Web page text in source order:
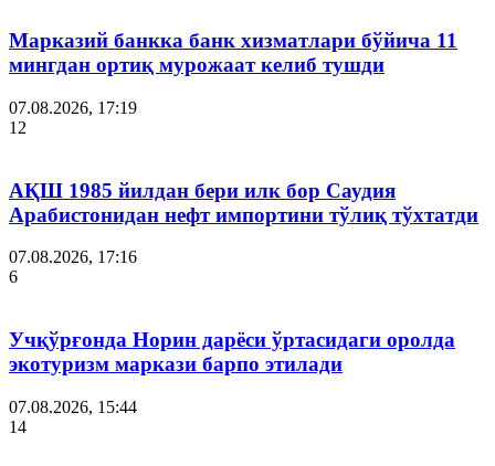
Марказий банкка банк хизматлари бўйича 11
мингдан ортиқ мурожаат келиб тушди
07.08.2026, 17:19
12
АҚШ 1985 йилдан бери илк бор Саудия
Арабистонидан нефт импортини тўлиқ тўхтатди
07.08.2026, 17:16
6
Учқўрғонда Норин дарёси ўртасидаги оролда
экотуризм маркази барпо этилади
07.08.2026, 15:44
14